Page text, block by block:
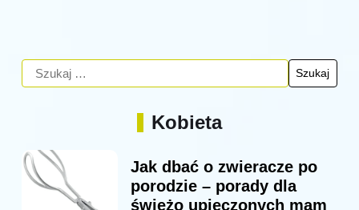
Kobieta
Jak dbać o zwieracze po
porodzie – porady dla
świeżo upieczonych mam